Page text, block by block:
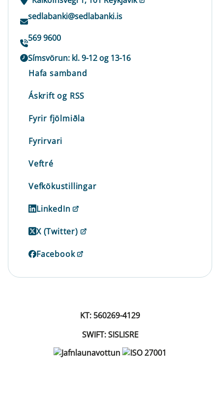
sedlabanki@sedlabanki.is
569 9600
Símsvörun: kl. 9-12 og 13-16
Hafa samband
Áskrift og RSS
Fyrir fjölmiðla
Fyrirvari
Veftré
Vefkökustillingar
LinkedIn
X (Twitter)
Facebook
KT: 560269-4129
SWIFT: SISLISRE